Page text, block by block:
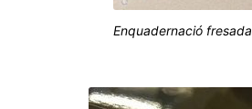
Enquadernació fresada